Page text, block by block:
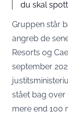
du skal
Gruppen står
angreb de
Resorts og
september
stået bag
mere end 100